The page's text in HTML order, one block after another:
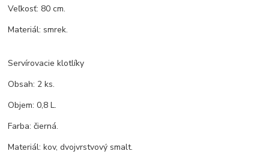
Veľkosť: 80 cm.
Materiál: smrek.
Servírovacie klotlíky
Obsah: 2 ks.
Objem: 0,8 L.
Farba: čierná.
Materiál: kov, dvojvrstvový smalt.